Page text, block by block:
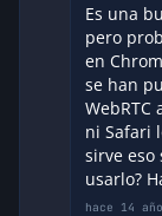
Es una
pero
en
se han
ni Safari
sirve eso
usarlo?
hace 14